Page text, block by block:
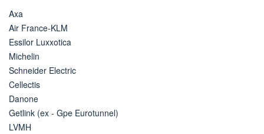
Axa
Air France-KLM
Essilor Luxxotica
Michelin
Schneider Electric
Cellectis
Danone
Getlink (ex - Gpe Eurotunnel)
LVMH